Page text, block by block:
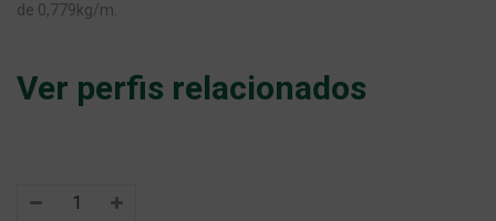
de 0,779kg/m.
Ver perfis relacionados